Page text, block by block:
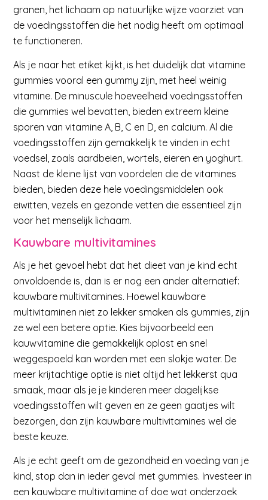
granen, het lichaam op natuurlijke wijze voorziet van
de voedingsstoffen die het nodig heeft om optimaal
te functioneren.
Als je naar het etiket kijkt, is het duidelijk dat vitamine
gummies vooral een gummy zijn, met heel weinig
vitamine. De minuscule hoeveelheid voedingsstoffen
die gummies wel bevatten, bieden extreem kleine
sporen van vitamine A, B, C en D, en calcium. Al die
voedingsstoffen zijn gemakkelijk te vinden in echt
voedsel, zoals aardbeien, wortels, eieren en yoghurt.
Naast de kleine lijst van voordelen die de vitamines
bieden, bieden deze hele voedingsmiddelen ook
eiwitten, vezels en gezonde vetten die essentieel zijn
voor het menselijk lichaam.
Kauwbare multivitamines
Als je het gevoel hebt dat het dieet van je kind echt
onvoldoende is, dan is er nog een ander alternatief:
kauwbare multivitamines. Hoewel kauwbare
multivitaminen niet zo lekker smaken als gummies, zijn
ze wel een betere optie. Kies bijvoorbeeld een
kauwvitamine die gemakkelijk oplost en snel
weggespoeld kan worden met een slokje water. De
meer krijtachtige optie is niet altijd het lekkerst qua
smaak, maar als je je kinderen meer dagelijkse
voedingsstoffen wilt geven en ze geen gaatjes wilt
bezorgen, dan zijn kauwbare multivitamines wel de
beste keuze.
Als je echt geeft om de gezondheid en voeding van je
kind, stop dan in ieder geval met gummies. Investeer in
een kauwbare multivitamine of doe wat onderzoek